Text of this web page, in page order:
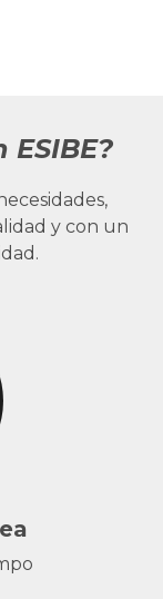
y con un